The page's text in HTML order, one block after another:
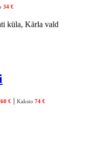
34 €
küla, Kärla vald
60 € | Kaksio 74 €